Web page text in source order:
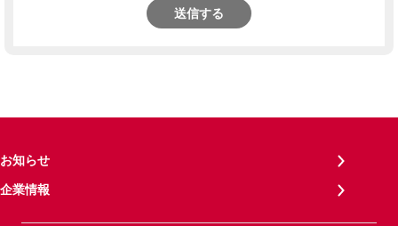
送信する
お知らせ
企業情報